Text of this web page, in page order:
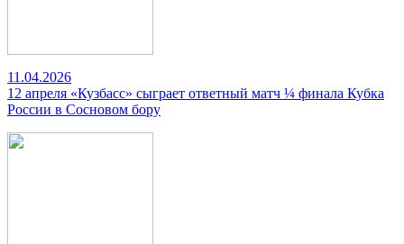
11.04.2026
12 апреля «Кузбасс» сыграет ответный матч ¼ финала Кубка
России в Сосновом бору